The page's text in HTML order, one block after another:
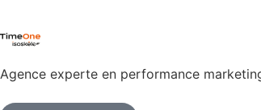
Agence experte en performance